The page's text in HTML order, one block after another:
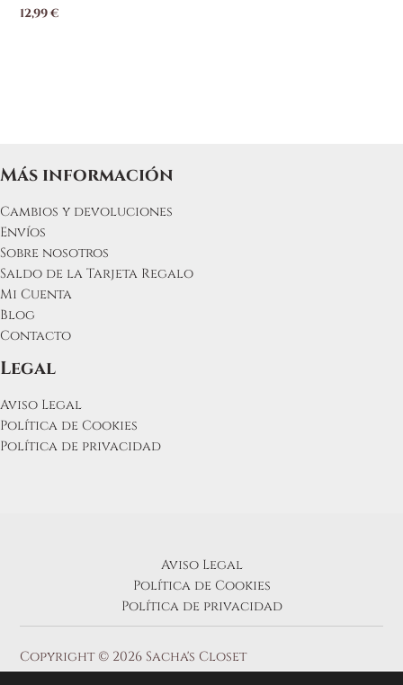
12,99€
Más información
Cambios y devoluciones
Envíos
Sobre nosotros
Saldo de la Tarjeta Regalo
Mi Cuenta
Blog
Contacto
Legal
Aviso Legal
Política de Cookies
Política de privacidad
Aviso Legal
Política de Cookies
Política de privacidad
Copyright © 2026 Sacha's Closet